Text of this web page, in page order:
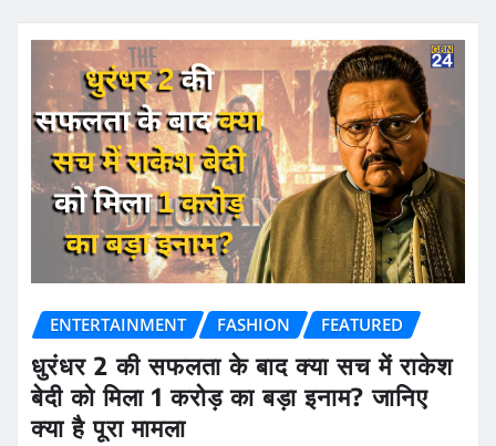
ENTERTAINMENT FASHION FEATURED
धुरंधर 2 की सफलता के बाद क्या सच में राकेश
बेदी को मिला 1 करोड़ का बड़ा इनाम? जानिए
क्या है पूरा मामला